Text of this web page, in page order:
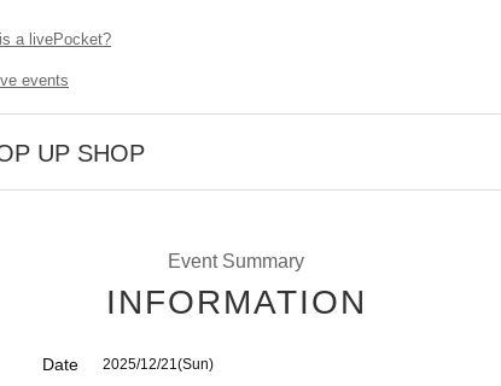
a livePocket?
events
UP SHOP
Event Summary
INFORMATION
Date 2025/12/21(Sun)